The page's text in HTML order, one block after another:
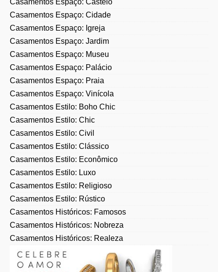
Casamentos Espaço: Cidade
Casamentos Espaço: Igreja
Casamentos Espaço: Jardim
Casamentos Espaço: Museu
Casamentos Espaço: Palácio
Casamentos Espaço: Praia
Casamentos Espaço: Vinícola
Casamentos Estilo: Boho Chic
Casamentos Estilo: Chic
Casamentos Estilo: Civil
Casamentos Estilo: Clássico
Casamentos Estilo: Econômico
Casamentos Estilo: Luxo
Casamentos Estilo: Religioso
Casamentos Estilo: Rústico
Casamentos Históricos: Famosos
Casamentos Históricos: Nobreza
Casamentos Históricos: Realeza